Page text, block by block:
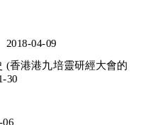
04-09
(香港港九培靈研經大會的
30